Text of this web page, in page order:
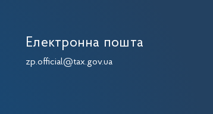
Електронна пошта
zp.official@tax.gov.ua